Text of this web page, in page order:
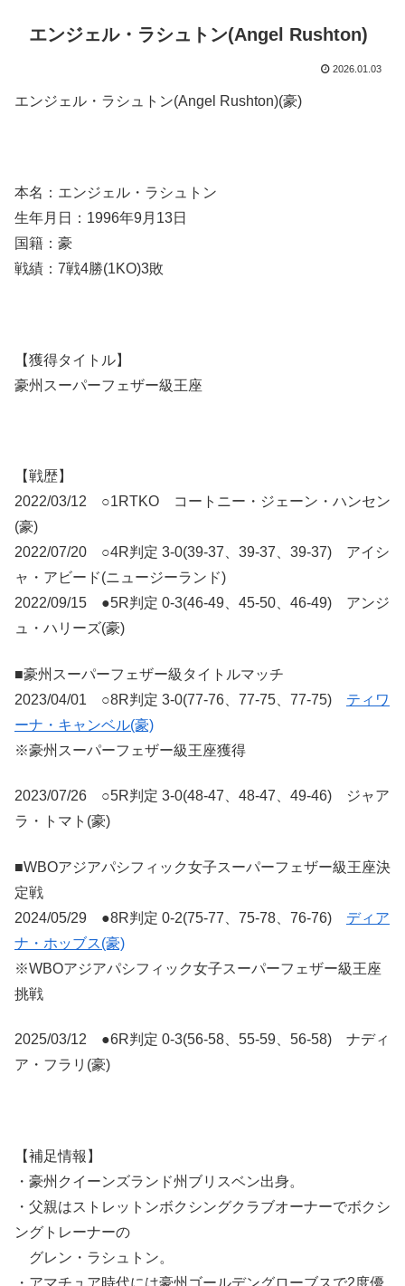
エンジェル・ラシュトン(Angel Rushton)
2026.01.03
エンジェル・ラシュトン(Angel Rushton)(豪)
本名：エンジェル・ラシュトン
生年月日：1996年9月13日
国籍：豪
戦績：7戦4勝(1KO)3敗
【獲得タイトル】
豪州スーパーフェザー級王座
【戦歴】
2022/03/12 ○1RTKO コートニー・ジェーン・ハンセン
(豪)
2022/07/20 ○4R判定 3-0(39-37、39-37、39-37) アイシ
ャ・アビード(ニュージーランド)
2022/09/15 ●5R判定 0-3(46-49、45-50、46-49) アンジ
ュ・ハリーズ(豪)
■豪州スーパーフェザー級タイトルマッチ
2023/04/01 ○8R判定 3-0(77-76、77-75、77-75) ティワ
ーナ・キャンベル(豪)
※豪州スーパーフェザー級王座獲得
2023/07/26 ○5R判定 3-0(48-47、48-47、49-46) ジャア
ラ・トマト(豪)
■WBOアジアパシフィック女子スーパーフェザー級王座決
定戦
2024/05/29 ●8R判定 0-2(75-77、75-78、76-76) ディア
ナ・ホッブス(豪)
※WBOアジアパシフィック女子スーパーフェザー級王座
挑戦
2025/03/12 ●6R判定 0-3(56-58、55-59、56-58) ナディ
ア・フラリ(豪)
【補足情報】
・豪州クイーンズランド州ブリスベン出身。
・父親はストレットンボクシングクラブオーナーでボクシ
ングトレーナーの
グレン・ラシュトン。
・アマチュア時代には豪州ゴールデングローブスで2度優